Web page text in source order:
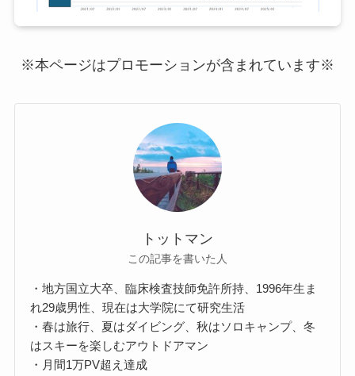
※本ページはプロモーションが含まれています※
トットマン
この記事を書いた人
・地方国立大卒、臨床検査技師免許所持、1996年生ま
れ29歳男性、現在は大学院にて研究生活
・春は旅行、夏はダイビング、秋はソロキャンプ、冬
はスキーを楽しむアウトドアマン
・月間1万PV超え達成